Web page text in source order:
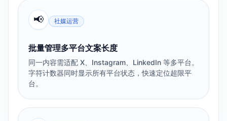
📢 社媒运营
批量管理多平台文案长度
同一内容需适配 X、Instagram、LinkedIn 等多平台。
字符计数器同时显示所有平台状态，快速定位超限平
台。